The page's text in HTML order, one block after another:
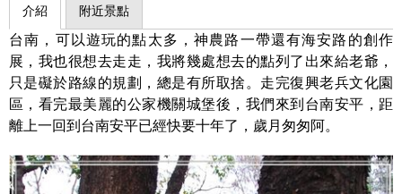
介紹 附近景點
台南，可以遊玩的點太多，神農路一帶還有海安路的創作
展，我也很想去走走，我將幾處想去的點列了出來給老爺，
只是礙於路線的規劃，總是有所取捨。走完復興老兵文化園
區，看完最美麗的公家機關城堡後，我們來到台南安平，距
離上一回到台南安平已經快要十年了，歲月匆匆阿。